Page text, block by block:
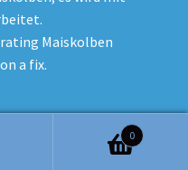
0
Maiskolben
a fix.